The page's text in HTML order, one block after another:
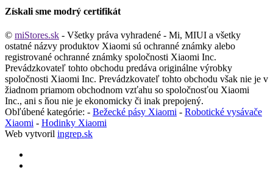
Získali sme modrý certifikát
© miStores.sk - Všetky práva vyhradené - Mi, MIUI a všetky
ostatné názvy produktov Xiaomi sú ochranné známky alebo
registrované ochranné známky spoločnosti Xiaomi Inc.
Prevádzkovateľ tohto obchodu predáva originálne výrobky
spoločnosti Xiaomi Inc. Prevádzkovateľ tohto obchodu však nie je v
žiadnom priamom obchodnom vzťahu so spoločnosťou Xiaomi
Inc., ani s ňou nie je ekonomicky či inak prepojený.
Obľúbené kategórie: - Bežecké pásy Xiaomi - Robotické vysávače
Xiaomi - Hodinky Xiaomi
Web vytvoril ingrep.sk